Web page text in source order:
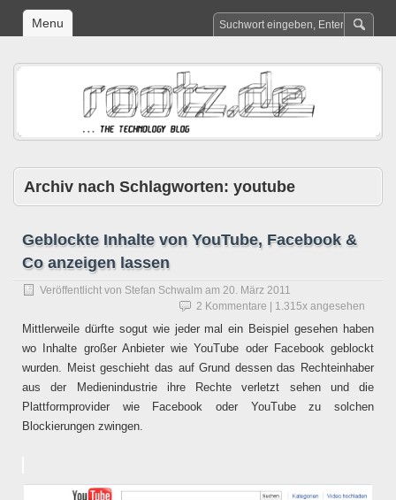
Menu
Archiv nach Schlagworten: youtube
Geblockte Inhalte von YouTube, Facebook &
Co anzeigen lassen
Veröffentlicht von Stefan Schwalm am 20. März 2011
2 Kommentare | 1.315x angesehen
Mittlerweile dürfte sogut wie jeder mal ein Beispiel gesehen haben
wo Inhalte großer Anbieter wie YouTube oder Facebook geblockt
wurden. Meist geschieht das auf Grund dessen das Rechteinhaber
aus der Medienindustrie ihre Rechte verletzt sehen und die
Plattformprovider wie Facebook oder YouTube zu solchen
Blockierungen zwingen.